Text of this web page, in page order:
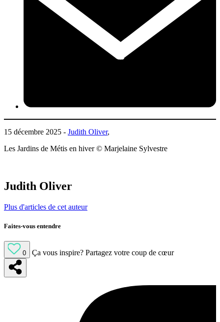
15 décembre 2025 - Judith Oliver,
Les Jardins de Métis en hiver © Marjelaine Sylvestre
Judith Oliver
Plus d'articles de cet auteur
Faites-vous entendre
0 Ça vous inspire? Partagez votre coup de cœur